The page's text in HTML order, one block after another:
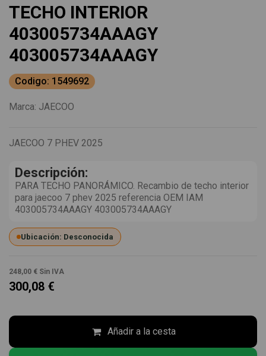
TECHO INTERIOR
403005734AAAGY
403005734AAAGY
Codigo: 1549692
Marca: JAECOO
JAECOO 7 PHEV 2025
Descripción:
PARA TECHO PANORÁMICO. Recambio de techo interior
para jaecoo 7 phev 2025 referencia OEM IAM
403005734AAAGY 403005734AAAGY
Ubicación: Desconocida
248,00 € Sin IVA
300,08 €
Añadir a la cesta